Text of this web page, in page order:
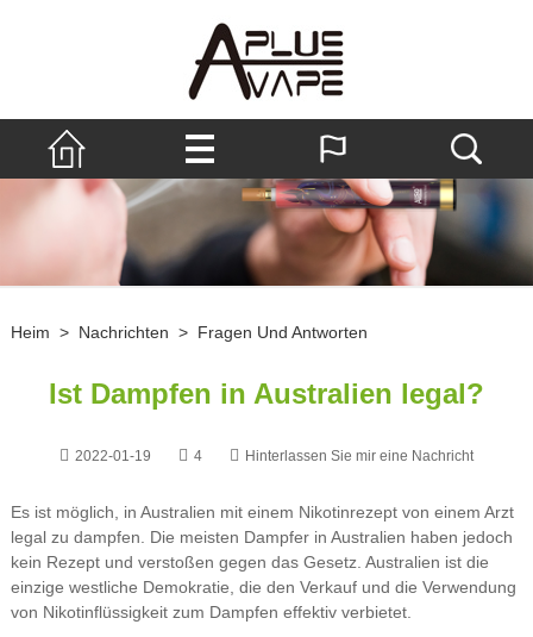
Heim > Nachrichten > Fragen Und Antworten
Ist Dampfen in Australien legal?
2022-01-19 4 Hinterlassen Sie mir eine Nachricht
Es ist möglich, in Australien mit einem Nikotinrezept von einem Arzt
legal zu dampfen. Die meisten Dampfer in Australien haben jedoch
kein Rezept und verstoßen gegen das Gesetz. Australien ist die
einzige westliche Demokratie, die den Verkauf und die Verwendung
von Nikotinflüssigkeit zum Dampfen effektiv verbietet.